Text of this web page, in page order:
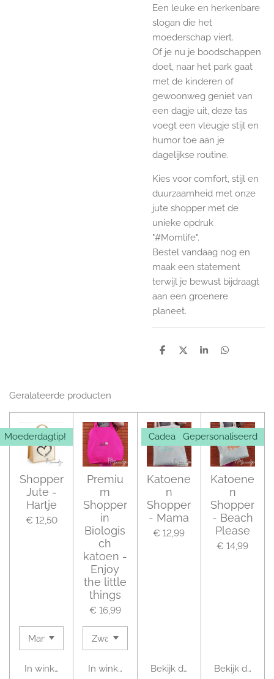
Een leuke en herkenbare
slogan die het
moederschap viert.
Of je nu je boodschappen
doet, naar het park gaat
met de kinderen of
gewoonweg geniet van
een dagje uit, deze tas
voegt een vleugje stijl en
humor toe aan je
dagelijkse routine.
Kies voor comfort, stijl en
duurzaamheid met onze
jute shopper met de
unieke opdruk
"#Momlife".
Bestel vandaag nog en
maak een statement
terwijl je bewust bijdraagt
aan een groenere
planeet.
D
D
S
D
Geralateerde producten
Moederdagtip!
Shopper
Jute -
Hartje
€ 12,50
In winkelwagen
Premiu
m
Shopper
in
Biologis
ch
katoen -
Enjoy
the little
things
€ 16,99
In winkelwagen
Cadeautip!
Katoene
n
Shopper
- Mama
€ 12,99
Bekijk details
Gepersonaliseerd
Katoene
n
Shopper
- Beach
Please
€ 14,99
Bekijk details